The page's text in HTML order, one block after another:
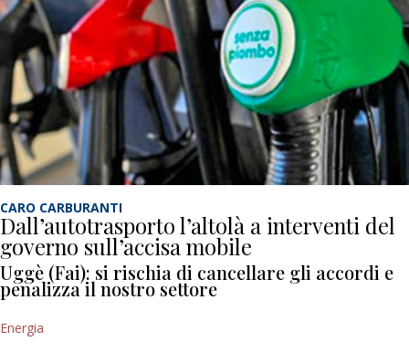
CARO CARBURANTI
Dall’autotrasporto l’altolà a interventi del
governo sull’accisa mobile
Uggè (Fai): si rischia di cancellare gli accordi e
penalizza il nostro settore
Energia